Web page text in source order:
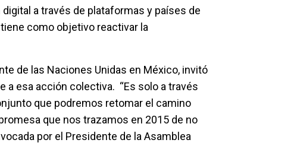
a través de plataformas y países de
como objetivo reactivar la
de las Naciones Unidas en México, invitó
a esa acción colectiva. “Es solo a través
que podremos retomar el camino
que nos trazamos en 2015 de no
por el Presidente de la Asamblea